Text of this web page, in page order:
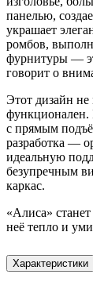
панелью,
украшает
ромбов,
фурнитуры —
говорит о
Этот дизайн
функционален.
с прямым
разработка —
идеальную
безупречным
каркас.
«Алиса»
неё тепло и
Характеристики